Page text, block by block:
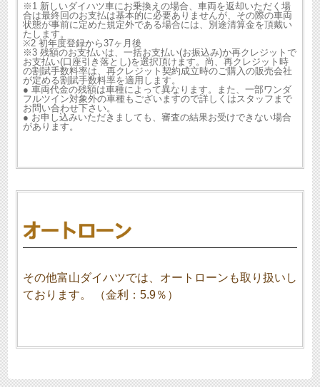
※1 新しいダイハツ車にお乗換えの場合、車両を返却いただく場
合は最終回のお支払は基本的に必要ありませんが、その際の車両
状態が事前に定めた規定外である場合には、別途清算金を頂戴い
たします。
※2 初年度登録から37ヶ月後
※3 残額のお支払いは、一括お支払い(お振込み)か再クレジットで
お支払い(口座引き落とし)を選択頂けます。尚、再クレジット時
の割賦手数料率は、再クレジット契約成立時のご購入の販売会社
が定める割賦手数料率を適用します。
● 車両代金の残額は車種によって異なります。また、一部ワンダ
フルツイン対象外の車種もございますので詳しくはスタッフまで
お問い合わせ下さい。
● お申し込みいただきましても、審査の結果お受けできない場合
があります。
その他富山ダイハツでは、オートローンも取り扱いし
ております。 （金利：5.9％）